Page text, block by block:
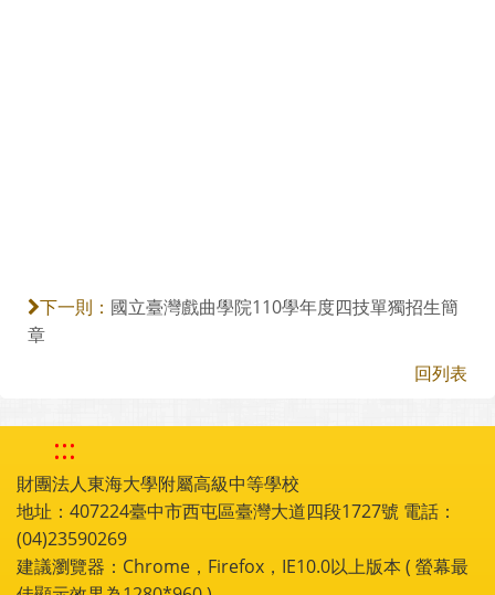
下一則： 國立臺灣戲曲學院110學年度四技單獨招生簡
章
回列表
:::
財團法人東海大學附屬高級中等學校
地址：407224臺中市西屯區臺灣大道四段1727號 電話：
(04)23590269
建議瀏覽器：Chrome，Firefox，IE10.0以上版本 ( 螢幕最